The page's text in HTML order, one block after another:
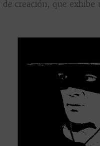
creación, que